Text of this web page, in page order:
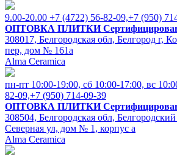
9.00-20.00 +7 (4722) 56-82-09,+7 (950)
ОПТОВКА ПЛИТКИ
308017, Белгородская обл, Белгород г,
пер, дом № 161а
Alma Ceramica
пн-пт 10:00-19:00, cб 10:00-17:00, вс
82-09,+7 (950) 714-09-39
ОПТОВКА ПЛИТКИ
308504, Белгородская обл,
Северная ул, дом № 1, корпус а
Alma Ceramica